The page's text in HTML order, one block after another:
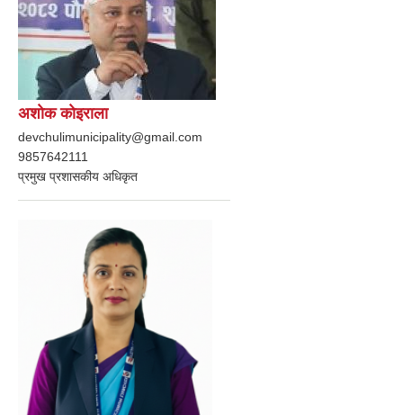
अशाेक काेइराला
devchulimunicipality@gmail.com
9857642111
प्रमुख प्रशासकीय अधिकृत